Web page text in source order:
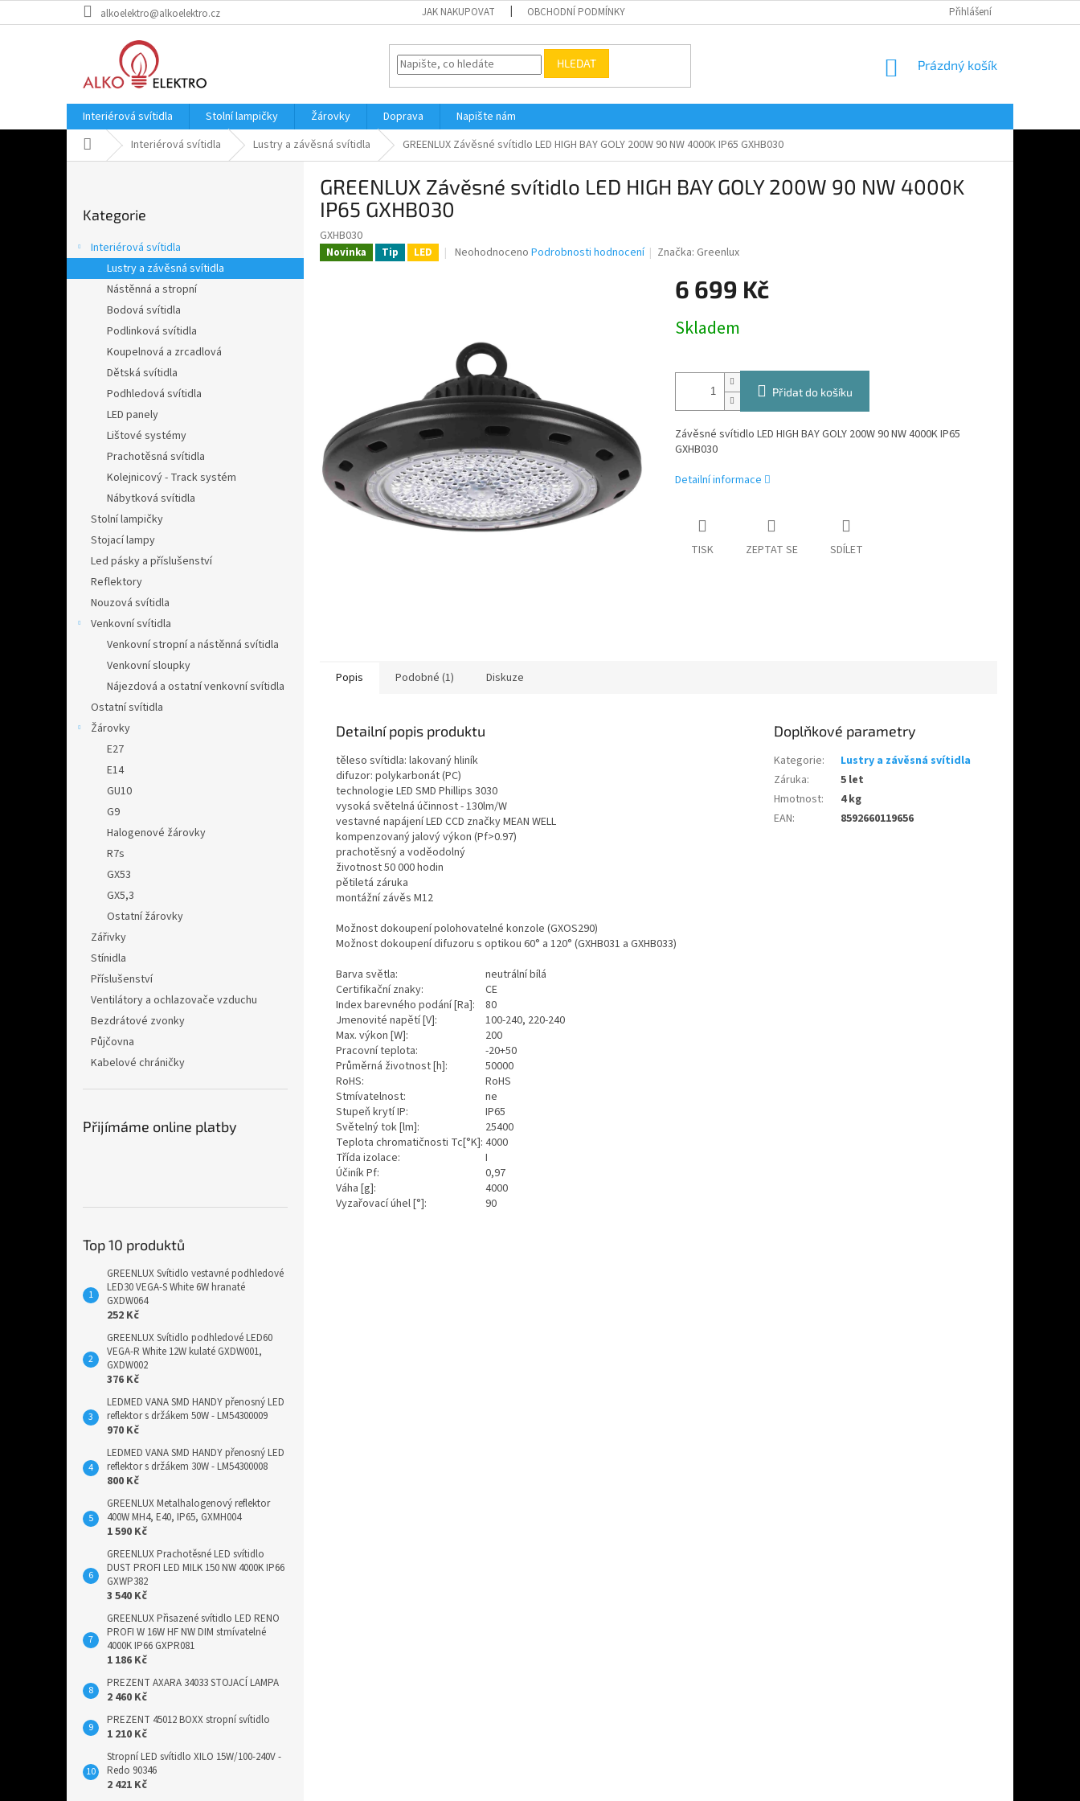
na
alkoelektro@alkoelektro.cz JAK NAKUPOVAT OBCHODNÍ PODMÍNKY Přihlášení
HLEDAT
NÁKUPNÍ
Prázdný košík
Interiérová svítidla Stolní lampičky Žárovky Doprava
Napište nám
Domů Interiérová svítidla Lustry a závěsná svítidla GREENLUX Závěsné svítidlo LED HIGH BAY GOLY 200W 90 NW 4000K IP65 GXHB030
a
n
kategorie
Kategorie
Interiérová svítidla
Lustry a závěsná svítidla
Nástěnná a stropní
Bodová svítidla
Podlinková svítidla
Koupelnová a zrcadlová
Dětská svítidla
Podhledová svítidla
LED panely
Lištové systémy
Prachotěsná svítidla
Kolejnicový - Track systém
Nábytková svítidla
Stolní lampičky
Stojací lampy
Led pásky a příslušenství
Reflektory
Nouzová svítidla
Venkovní svítidla
Venkovní stropní a nástěnná svítidla
Venkovní sloupky
Nájezdová a ostatní venkovní svítidla
Ostatní svítidla
Žárovky
E27
E14
GU10
G9
Halogenové žárovky
R7s
GX53
GX5,3
Ostatní žárovky
Zářivky
Stínidla
Příslušenství
Ventilátory a ochlazovače vzduchu
Bezdrátové zvonky
Půjčovna
Kabelové chráničky
Přijímáme online platby
Top 10 produktů
GREENLUX Svítidlo vestavné podhledové
LED30 VEGA-S White 6W hranaté
GXDW064
252 Kč
GREENLUX Svítidlo podhledové LED60
VEGA-R White 12W kulaté GXDW001,
GXDW002
376 Kč
LEDMED VANA SMD HANDY přenosný LED
reflektor s držákem 50W - LM54300009
970 Kč
LEDMED VANA SMD HANDY přenosný LED
reflektor s držákem 30W - LM54300008
800 Kč
GREENLUX Metalhalogenový reflektor
400W MH4, E40, IP65, GXMH004
1 590 Kč
GREENLUX Prachotěsné LED svítidlo
DUST PROFI LED MILK 150 NW 4000K IP66
GXWP382
3 540 Kč
GREENLUX Přisazené svítidlo LED RENO
PROFI W 16W HF NW DIM stmívatelné
4000K IP66 GXPR081
1 186 Kč
PREZENT AXARA 34033 STOJACÍ LAMPA
2 460 Kč
PREZENT 45012 BOXX stropní svítidlo
1 210 Kč
Stropní LED svítidlo XILO 15W/100-240V -
Redo 90346
2 421 Kč
GREENLUX Závěsné svítidlo LED HIGH BAY GOLY 200W 90 NW 4000K
IP65 GXHB030
GXHB030
Novinka Tip LED
Průměrné
hvězdiček.
Neohodnoceno Podrobnosti hodnocení Značka: Greenlux
6 699 Kč
cena:
Skladem
Přidat do košíku
Závěsné svítidlo LED HIGH BAY GOLY 200W 90 NW 4000K IP65
GXHB030
Detailní informace
TISK ZEPTAT SE SDÍLET
Popis Podobné (1) Diskuze
Detailní popis produktu
těleso svítidla: lakovaný hliník
difuzor: polykarbonát (PC)
technologie LED SMD Phillips 3030
vysoká světelná účinnost - 130lm/W
vestavné napájení LED CCD značky MEAN WELL
kompenzovaný jalový výkon (Pf>0.97)
prachotěsný a voděodolný
životnost 50 000 hodin
pětiletá záruka
montážní závěs M12
Možnost dokoupení polohovatelné konzole (GXOS290)
Možnost dokoupení difuzoru s optikou 60° a 120° (GXHB031 a GXHB033)
Barva světla:
neutrální bílá
Certifikační znaky:
CE
Index barevného podání [Ra]:
80
Jmenovité napětí [V]:
100-240, 220-240
Max. výkon [W]:
200
Pracovní teplota:
-20+50
Průměrná životnost [h]:
50000
RoHS:
RoHS
Stmívatelnost:
ne
Stupeň krytí IP:
IP65
Světelný tok [lm]:
25400
Teplota chromatičnosti Tc[°K]: 4000
Třída izolace:
I
Účiník Pf:
0,97
Váha [g]:
4000
Vyzařovací úhel [°]:
90
Doplňkové parametry
Kategorie:
Lustry a závěsná svítidla
Záruka:
5 let
Hmotnost:
4 kg
EAN: 8592660119656